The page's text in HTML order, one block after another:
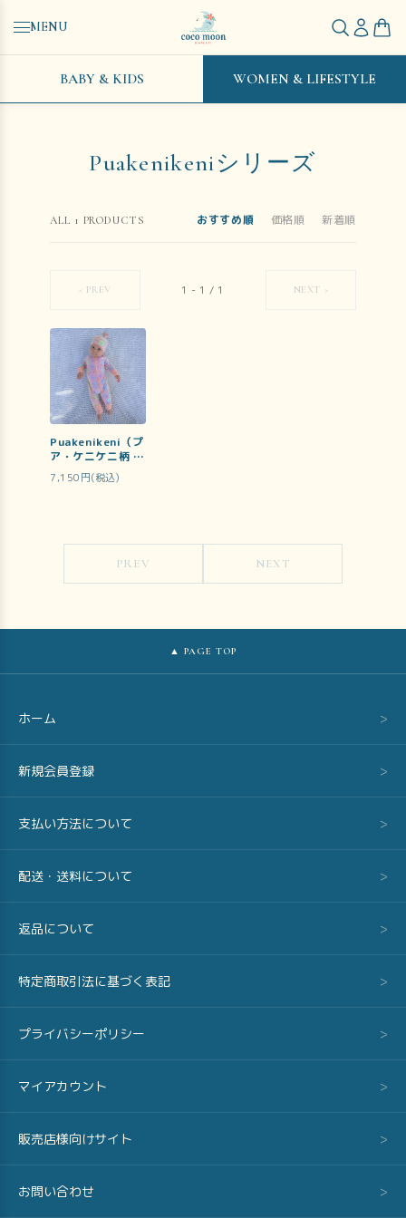
MENU
BABY & KIDS WOMEN & LIFESTYLE
Puakenikeniシリーズ
ALL 1 PRODUCTS おすすめ順 価格順 新着順
< PREV 1 - 1 / 1 NEXT >
Puakenikeni（プ
ア・ケニケニ柄 カ
バーオール）
7,150円(税込)
PREV NEXT
▲ PAGE TOP
ホーム >
新規会員登録 >
支払い方法について >
配送・送料について >
返品について >
特定商取引法に基づく表記 >
プライバシーポリシー >
マイアカウント >
販売店様向けサイト >
お問い合わせ >